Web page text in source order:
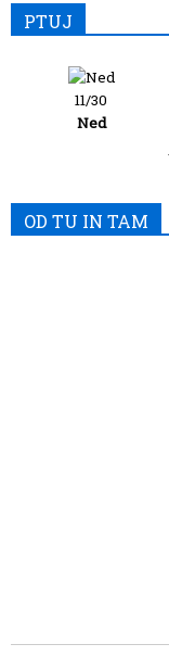
PTUJ
11/30
Ned
OD TU IN TAM